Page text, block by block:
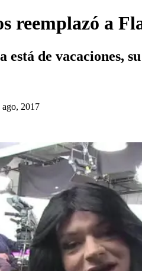
reemplazó a
está de vacaciones,
2017